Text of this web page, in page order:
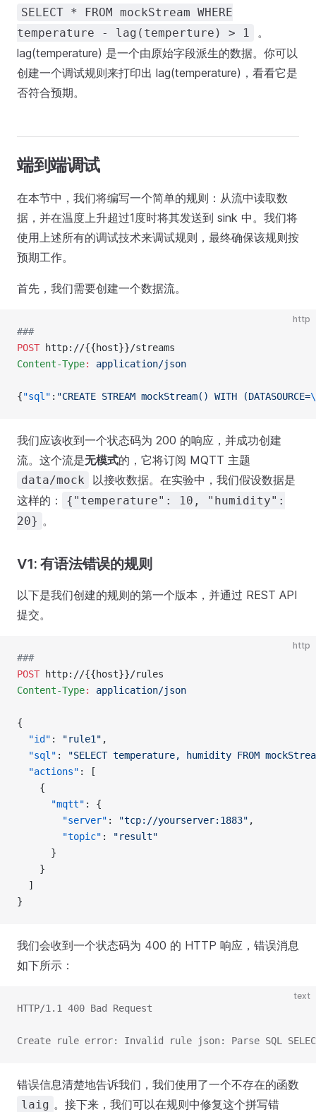
SELECT * FROM mockStream WHERE
temperature - lag(temperture) > 1
。
lag(temperature) 是一个由原始字段派生的数据。你可以
创建一个调试规则来打印出 lag(temperature)，看看它是
否符合预期。
端到端调试
在本节中，我们将编写一个简单的规则：从流中读取数
据，并在温度上升超过1度时将其发送到 sink 中。我们将
使用上述所有的调试技术来调试规则，最终确保该规则按
预期工作。
首先，我们需要创建一个数据流。
http
###
POST http://{{host}}/streams
Content-Type: application/json
{"sql" : "CREATE STREAM mockStream() WITH (DATASOURCE=
我们应该收到一个状态码为 200 的响应，并成功创建
流。这个流是无模式的，它将订阅 MQTT 主题
data/mock
以接收数据。在实验中，我们假设数据是
这样的：
{"temperature": 10, "humidity":
20} 。
V1: 有语法错误的规则
以下是我们创建的规则的第一个版本，并通过 REST API
提交。
http
###
POST http://{{host}}/rules
Content-Type: application/json
{
  "id"
: "rule1" ,
  "sql"
:
"SELECT temperature, humidity FROM
  "actions"
: [
    {
      "mqtt"
: {
        "server"
: "tcp://yourserver:1883" ,
        "topic"
:
"result"
      }
    }
  ]
}
我们会收到一个状态码为 400 的 HTTP 响应，错误消息
如下所示：
text
HTTP/1.1 400 Bad Request
Create rule error: Invalid rule json: Parse SQL
错误信息清楚地告诉我们，我们使用了一个不存在的函数
laig 。接下来，我们可以在规则中修复这个拼写错